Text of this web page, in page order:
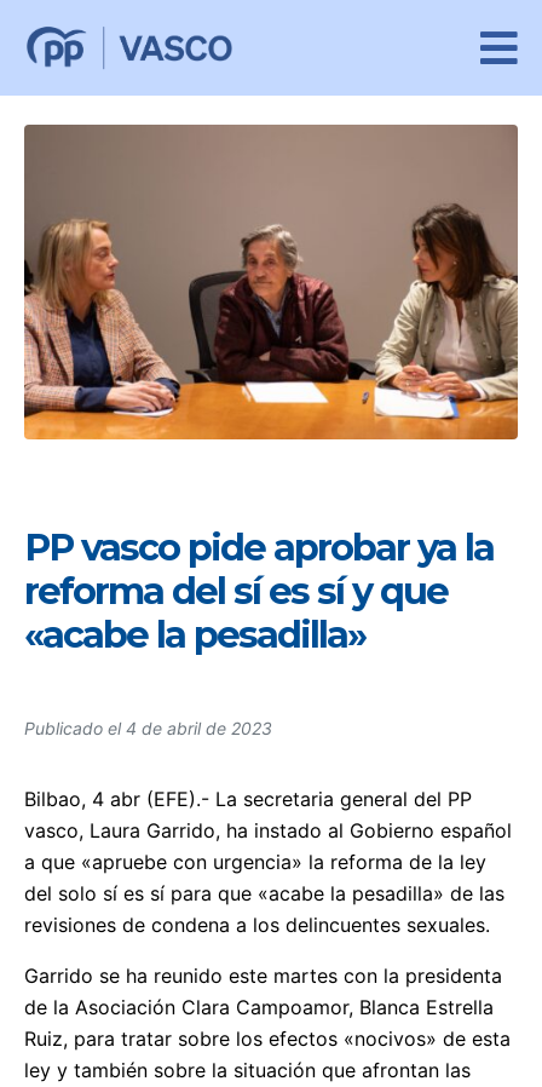
Publicado el4 de abril de 2023
PP vasco pide aprobar ya la
reforma del sí es sí y que
«acabe la pesadilla»
Bilbao, 4 abr (EFE).- La secretaria general del PP
vasco, Laura Garrido, ha instado al Gobierno español
a que «apruebe con urgencia» la reforma de la ley
del solo sí es sí para que «acabe la pesadilla» de las
revisiones de condena a los delincuentes sexuales.
Garrido se ha reunido este martes con la presidenta
de la Asociación Clara Campoamor, Blanca Estrella
Ruiz, para tratar sobre los efectos «nocivos» de esta
ley y también sobre la situación que afrontan las